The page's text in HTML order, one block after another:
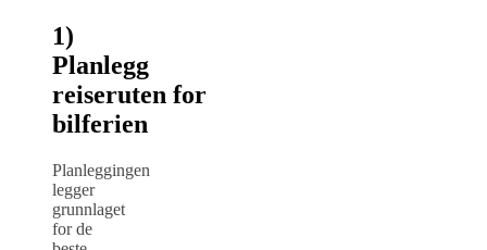
1)
Planlegg
reiseruten for
bilferien
Planleggingen
legger
grunnlaget
for de